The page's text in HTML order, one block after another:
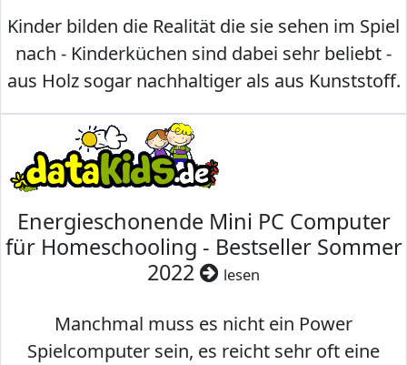
Kinder bilden die Realität die sie sehen im Spiel
nach - Kinderküchen sind dabei sehr beliebt -
aus Holz sogar nachhaltiger als aus Kunststoff.
Energieschonende Mini PC Computer
für Homeschooling - Bestseller Sommer
2022
lesen
Manchmal muss es nicht ein Power
Spielcomputer sein, es reicht sehr oft eine